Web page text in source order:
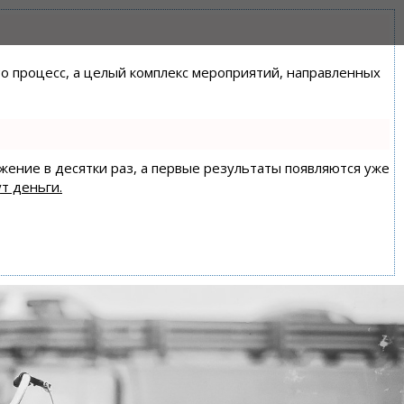
процесс, а целый комплекс мероприятий, направленных
в десятки раз, а первые результаты появляются уже
деньги.